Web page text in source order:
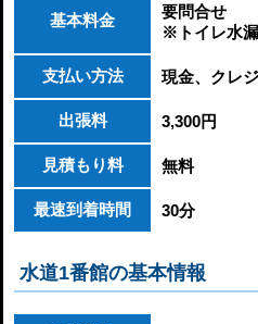
基本料金
要問合せ
※トイレ水
支払い方法 現金、クレ
出張料 3,300円
見積もり料 無料
最速到着時間 30分
水道1番館の基本情報